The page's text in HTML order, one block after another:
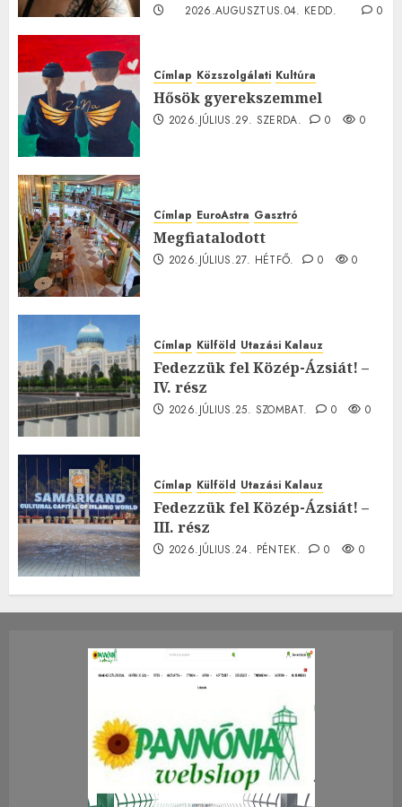
2026.AUGUSZTUS.04. KEDD.
0
Címlap Közszolgálati Kultúra
Hősök gyerekszemmel
2026.JÚLIUS.29. SZERDA. 0 0
Címlap EuroAstra Gasztró
Megfiatalodott
2026.JÚLIUS.27. HÉTFŐ. 0 0
Címlap Külföld Utazási Kalauz
Fedezzük fel Közép-Ázsiát! –
IV. rész
2026.JÚLIUS.25. SZOMBAT. 0 0
Címlap Külföld Utazási Kalauz
Fedezzük fel Közép-Ázsiát! –
III. rész
2026.JÚLIUS.24. PÉNTEK. 0 0